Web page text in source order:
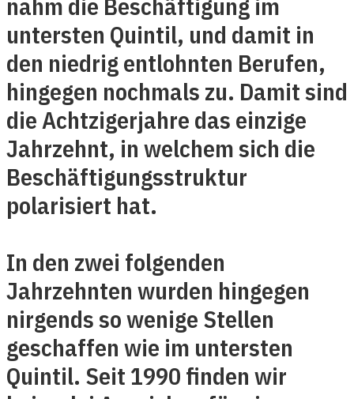
untersten Quintil, und damit in
den niedrig entlohnten Berufen,
hingegen nochmals zu. Damit sind
die Achtzigerjahre das einzige
Jahrzehnt, in welchem sich die
Beschäftigungsstruktur
polarisiert hat.
In den zwei folgenden
Jahrzehnten wurden hingegen
nirgends so wenige Stellen
geschaffen wie im untersten
Quintil. Seit 1990 finden wir